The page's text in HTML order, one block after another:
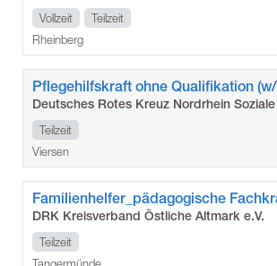
Vollzeit
Teilzeit
Rheinberg
Teilzeit
Viersen
DRK Kreisverband Östliche Altmark e.V.
Teilzeit